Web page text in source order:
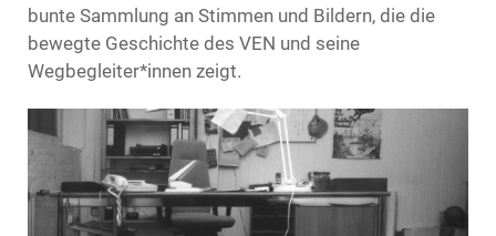
bunte Sammlung an Stimmen und Bildern, die die
bewegte Geschichte des VEN und seine
Wegbegleiter*innen zeigt.